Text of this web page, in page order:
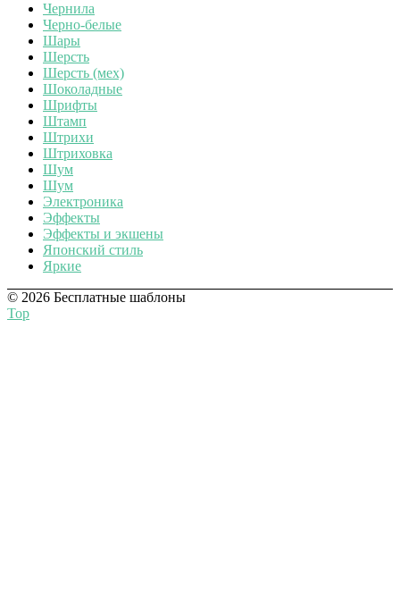
Чернила
Черно-белые
Шары
Шерсть
Шерсть (мех)
Шоколадные
Шрифты
Штамп
Штрихи
Штриховка
Шум
Шум
Электроника
Эффекты
Эффекты и экшены
Японский стиль
Яркие
© 2026 Бесплатные шаблоны
Top